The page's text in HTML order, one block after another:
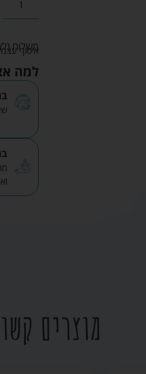
משלוח
איסוף עצמי ללא
למה
מוצרים